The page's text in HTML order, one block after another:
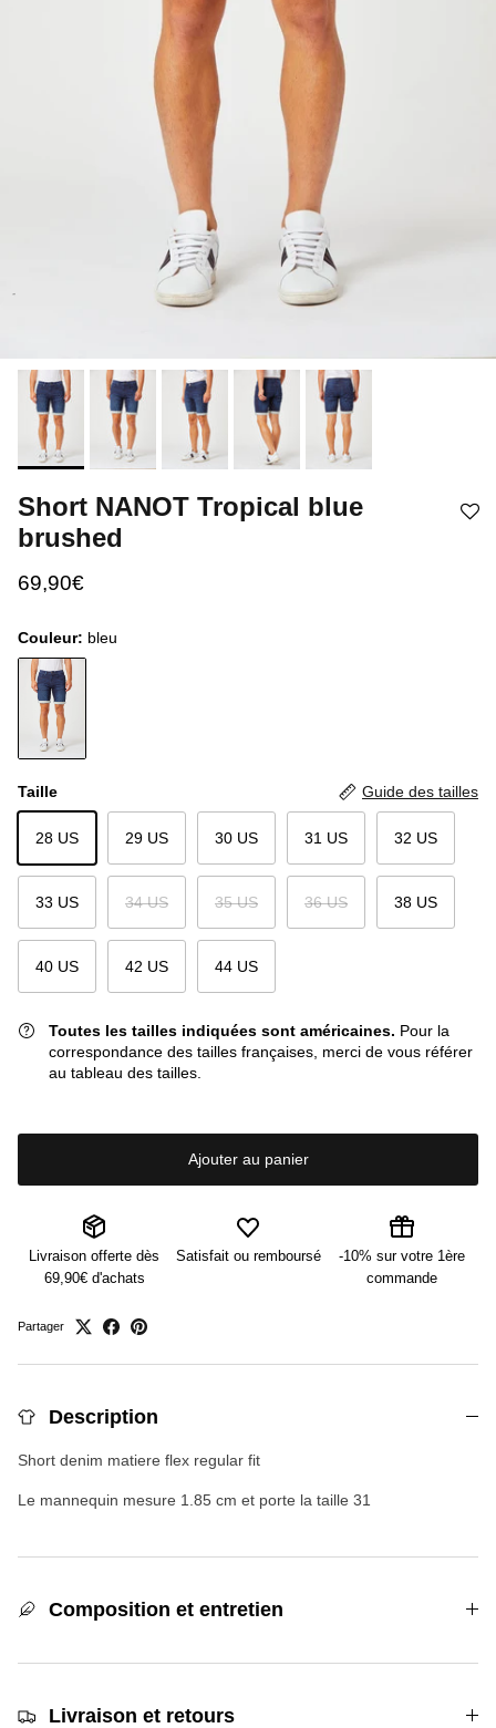
Short NANOT Tropical blue
brushed
69,90€
Couleur: bleu
Taille Guide des tailles
28 US 29 US 30 US 31 US 32 US
33 US 34 US 35 US 36 US 38 US
40 US 42 US 44 US
Toutes les tailles indiquées sont américaines. Pour la
correspondance des tailles françaises, merci de vous référer
au tableau des tailles.
Ajouter au panier
Livraison offerte dès
69,90€ d'achats
Satisfait ou remboursé
-10% sur votre 1ère
commande
Partager
Description
Short denim matiere flex regular fit
Le mannequin mesure 1.85 cm et porte la taille 31
Composition et entretien
Livraison et retours